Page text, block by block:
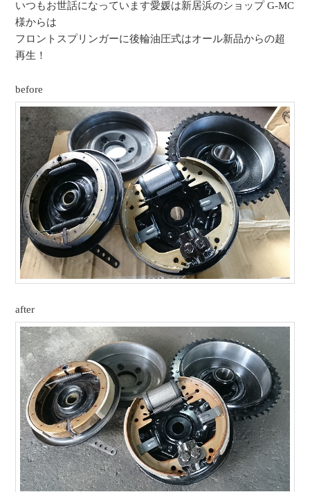
いつもお世話になっています愛媛は新居浜のショップ G-MC
様からは
フロントスプリンガーに後輪油圧式はオール新品からの超
再生！
before
after